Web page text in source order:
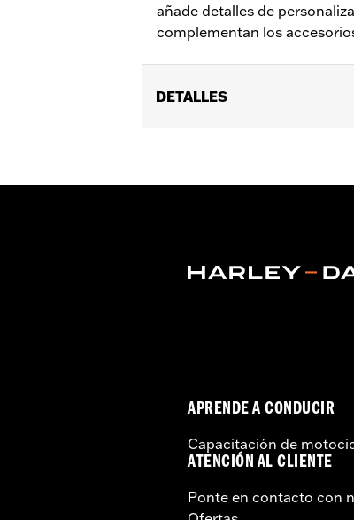
añade detalles de
complementan los
DETALLES
posteriores, ni a los modelos
Colección:Empire
APRENDE A CONDUCIR
Capacitación de
ATENCIÓN AL CLIENTE
Ponte en contacto con